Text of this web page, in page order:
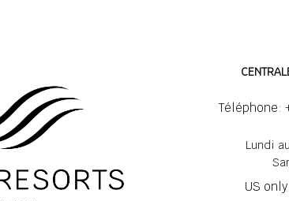
Télévision satellite Cuisine
Réfrigérateur
Téléphone:
Lundi
US